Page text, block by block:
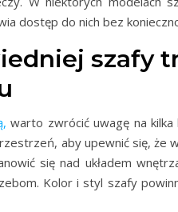
dostęp do nich bez
szafy
warto zwrócić uwagę na
aby upewnić się, że
się nad układem
Kolor i styl szafy